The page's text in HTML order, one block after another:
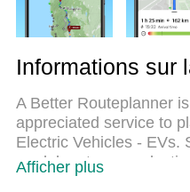
Informations sur
A Better Routeplanner
appreciated service to
Electric Vehicles - EVs.
model, enter your
full trip plan including
Afficher plus